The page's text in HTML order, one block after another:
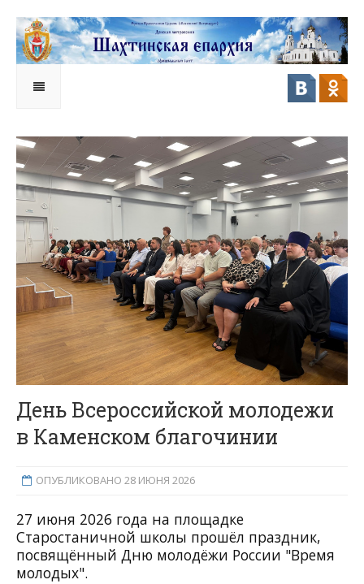
День Всероссийской молодежи
в Каменском благочинии
ОПУБЛИКОВАНО 28 ИЮНЯ 2026
27 июня 2026 года на площадке
Старостаничной школы прошёл праздник,
посвящённый Дню молодёжи России "Время
молодых".